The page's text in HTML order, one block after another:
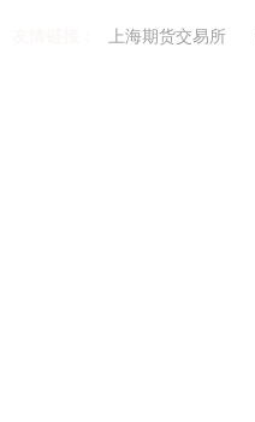
上海期货交易所